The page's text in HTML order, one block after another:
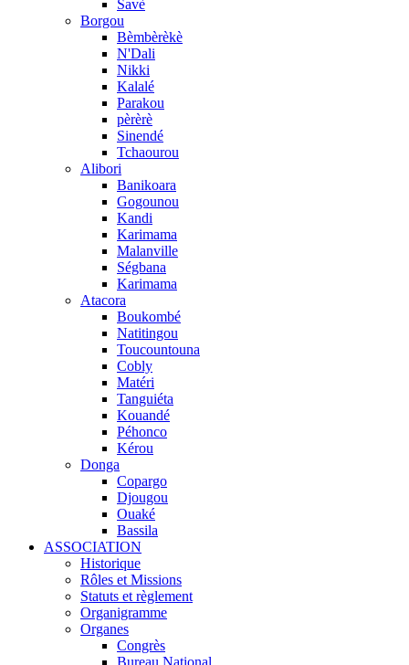
Savè
Borgou
Bèmbèrèkè
N'Dali
Nikki
Kalalé
Parakou
pèrèrè
Sinendé
Tchaourou
Alibori
Banikoara
Gogounou
Kandi
Karimama
Malanville
Ségbana
Karimama
Atacora
Boukombé
Natitingou
Toucountouna
Cobly
Matéri
Tanguiéta
Kouandé
Péhonco
Kérou
Donga
Copargo
Djougou
Ouaké
Bassila
ASSOCIATION
Historique
Rôles et Missions
Statuts et règlement
Organigramme
Organes
Congrès
Bureau National